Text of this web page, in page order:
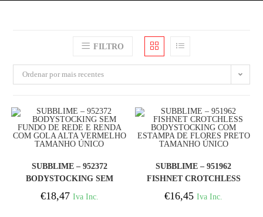
FILTRO
Ordenar por mais recentes
SUBBLIME – 952372
BODYSTOCKING SEM
FUNDO DE REDE E
RENDA COM GOLA
€18,47 Iva Inc.
SUBBLIME – 951962
FISHNET CROTCHLESS
BODYSTOCKING COM
ESTAMPA DE FLORES
€16,45 Iva Inc.